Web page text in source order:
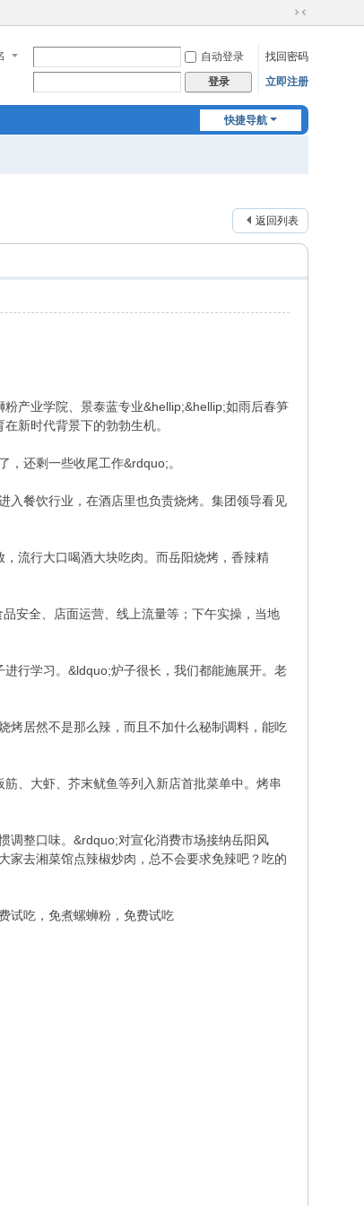
切
到
窄
自动登录
找回密码
登录 立即注册
快捷导航
返回列表
产业学院、景泰蓝专业&hellip;&hellip;如雨后春笋
新时代背景下的勃勃生机。
还剩一些收尾工作&rdquo;。
入餐饮行业，在酒店里也负责烧烤。集团领导看见
流行大口喝酒大块吃肉。而岳阳烧烤，香辣精
安全、店面运营、线上流量等；下午实操，当地
行学习。&ldquo;炉子很长，我们都能施展开。老
烤居然不是那么辣，而且不加什么秘制调料，能吃
、大虾、芥末鱿鱼等列入新店首批菜单中。烤串
调整口味。&rdquo;对宣化消费市场接纳岳阳风
家去湘菜馆点辣椒炒肉，总不会要求免辣吧？吃的
试吃，免煮螺蛳粉，免费试吃